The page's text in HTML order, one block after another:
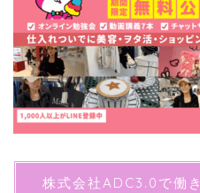
株式会社ADC3.0で働